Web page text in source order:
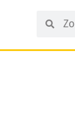
Search